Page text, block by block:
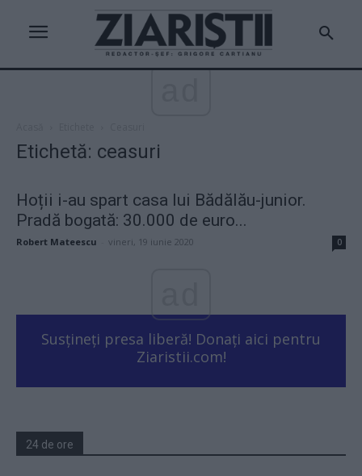
Etichetă: ceasuri
Hoții i-au spart casa lui Bădălău-junior.
Pradă bogată: 30.000 de euro...
Robert Mateescu vineri, 19 iunie 2020 0
Susțineți presa liberă! Donați aici pentru
Ziaristii.com!
24 de ore